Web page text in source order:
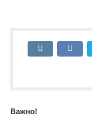
Важно!